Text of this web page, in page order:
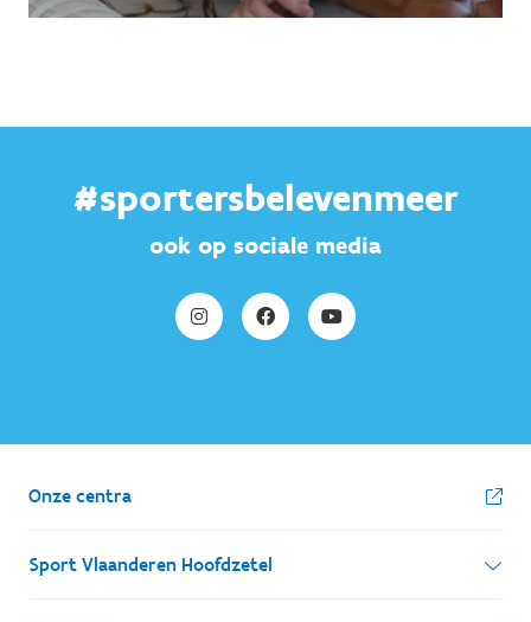
#sportersbelevenmeer
ook op sociale media
Onze centra
Sport Vlaanderen Hoofdzetel